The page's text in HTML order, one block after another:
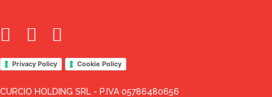
Privacy Policy Cookie Policy
CURCIO HOLDING SRL - P.IVA 05786480656